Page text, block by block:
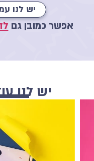
יש לנו
אפשר כמובן גם
יש לנו